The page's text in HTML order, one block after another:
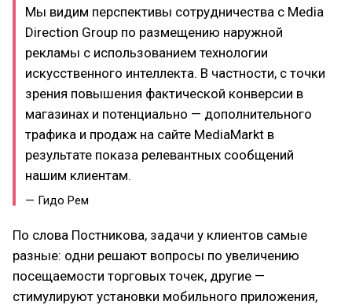
Мы видим перспективы сотрудничества с Media
Direction Group по размещению наружной
рекламы с использованием технологии
искусственного интеллекта. В частности, с точки
зрения повышения фактической конверсии в
магазинах и потенциально — дополнительного
трафика и продаж на сайте MediaMarkt в
результате показа релевантных сообщений
нашим клиентам.​
— Гидо Рем
По слова Постникова, задачи у клиентов самые
разные: одни решают вопросы по увеличению
посещаемости торговых точек, другие —
стимулируют установки мобильного приложения,